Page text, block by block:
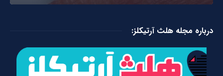
درباره مجله هلث آرتیکلز: